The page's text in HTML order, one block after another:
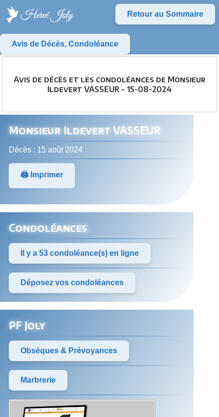
Retour au Sommaire
Avis de Décès, Condoléance
Avis de décès et les condoléances de Monsieur
Ildevert VASSEUR - 15-08-2024
Monsieur Ildevert VASSEUR
Décès : 15 août 2024
🖨️ Imprimer
Condoléances
Il y a 53 condoléance(s) en ligne
Déposez vos condoléances
PF Joly
Obsèques & Prévoyances
Marbrerie